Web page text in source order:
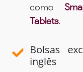
como
Tablets.
Bolsas
inglês